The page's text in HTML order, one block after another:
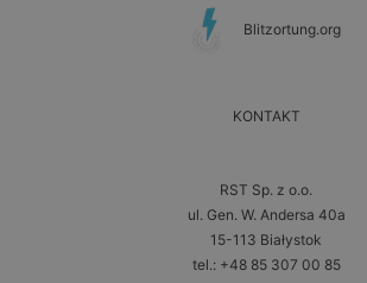
Blitzortung.org
KONTAKT
RST Sp. z o.o.
ul. Gen. W. Andersa 40a
15-113 Białystok
tel.: +48 85 307 00 85